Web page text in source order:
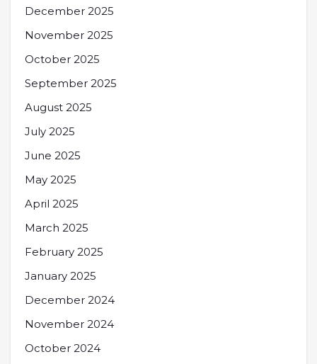
December 2025
November 2025
October 2025
September 2025
August 2025
July 2025
June 2025
May 2025
April 2025
March 2025
February 2025
January 2025
December 2024
November 2024
October 2024